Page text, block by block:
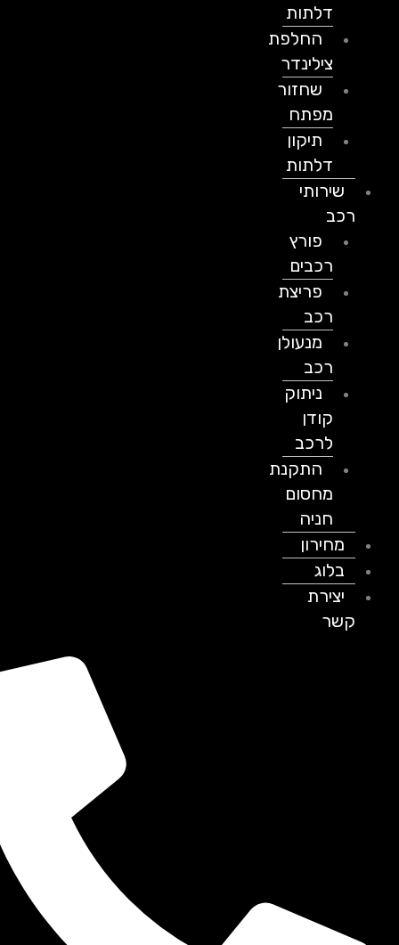
דלתות
החלפת
צילינדר
שחזור
מפתח
תיקון
דלתות
שירותי
פורץ
רכבים
פריצת
מנעולן
ניתוק
לרכב
התקנת
מחסום
חניה
מחירון
בלוג
יצירת
קשר